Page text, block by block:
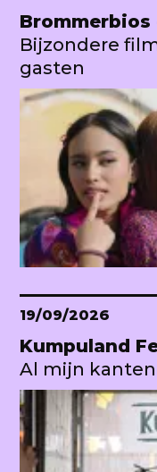
Brommerbios
Bijzondere
gasten
19/09/2026
Kumpuland
Al mijn kanten